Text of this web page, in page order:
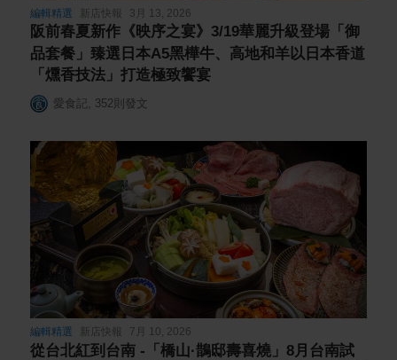
編輯精選 新店快報 3月 13, 2026
阪前春夏新作《映序之宴》3/19華麗升級登場「御
品套餐」臻選日本A5黑樺牛、高地和羊以日本香道
「燻香技法」打造極致饗宴
愛食記, 352 則發文
編輯精選 新店快報 7月 10, 2026
從台北紅到台南 -「橋山·鵲邸壽喜燒」8月台南試